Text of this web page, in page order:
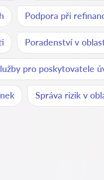
Podpora při
Poradenství v
pro poskytovatele
Správa rizik v